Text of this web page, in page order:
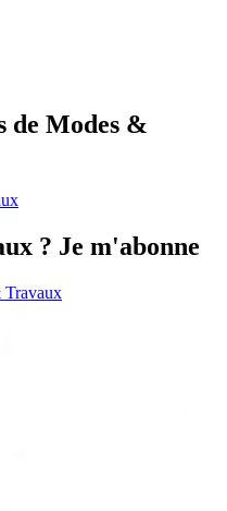
de Modes &
? Je m'abonne
Travaux